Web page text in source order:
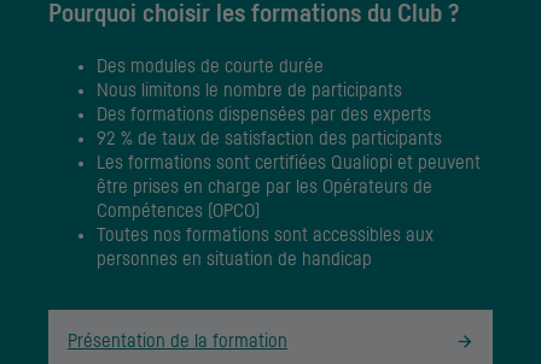
Pourquoi choisir les formations du Club ?
Des modules de courte durée
Nous limitons le nombre de participants
Des formations dispensées par des experts
92 % de taux de satisfaction des participants
Les formations sont certifiées Qualiopi et peuvent
être prises en charge par les Opérateurs de
Compétences (OPCO)
Toutes nos formations sont accessibles aux
personnes en situation de handicap
Présentation de la formation